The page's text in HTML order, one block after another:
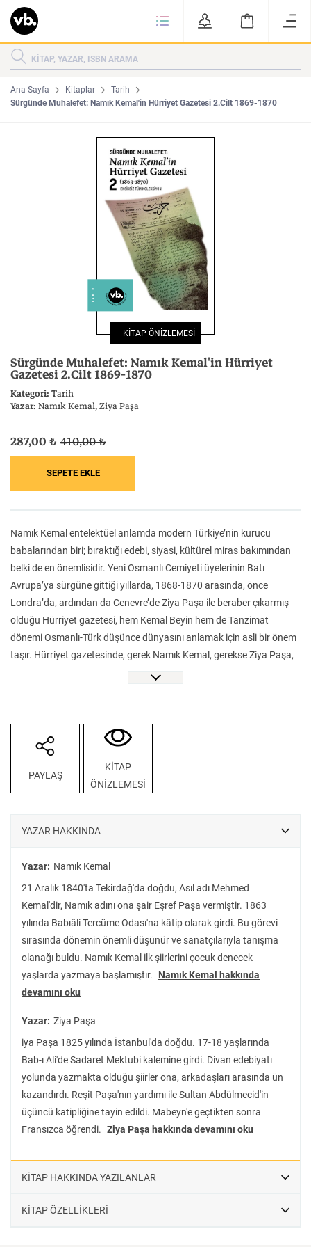
KATEGORİLER
Edebiyat
KİTAPLAR
ÇOK SATANLAR
HAKKIMIZDA
GİZLİLİK POLİTİKASI
BİZE ULAŞIN
YAZAR BAŞVURUSU
Ana Sayfa Kitaplar
Tarih
Sürgünde Muhalefet: Namık Kemal'in Hürriyet Gazetesi 2.Cilt 1869-1870
KİTAP ÖNİZLEMESİ
Sürgünde Muhalefet: Namık Kemal'in Hürriyet
Gazetesi 2.Cilt 1869-1870
Kategori:Tarih
Yazar:Namık Kemal Ziya Paşa
Namık Kemal entelektüel anlamda modern Türkiye’nin kurucu
babalarından biri; bıraktığı edebi, siyasi, kültürel miras bakımından
belki de en önemlisidir. Yeni Osmanlı Cemiyeti üyelerinin Batı
Avrupa’ya sürgüne gittiği yıllarda, 1868-1870 arasında, önce
Londra’da, ardından da Cenevre’de Ziya Paşa ile beraber çıkarmış
olduğu Hürriyet gazetesi, hem Kemal Beyin hem de Tanzimat
dönemi Osmanlı-Türk düşünce dünyasını anlamak için asli bir önem
taşır. Hürriyet gazetesinde, gerek Namık Kemal, gerekse Ziya Paşa,
hâlâ önemini korumakta olan pek çok makale yazıp yayınlamış ve
değerli birikimi Latin harfleriyle eksiksiz ve tam koleksiyon halinde
yayımlıyor. Birinci cildi Haziran 1868-Haziran 1869 arasındaki ilk 50
sayıyı içeren, ikinci cildi ise Haziran 1869-Haziran 1870 arasındaki
51.-100. sayılardan oluşan Sürgünde Muhalefet: Namık Kemal’in
Hürriyet Gazetesi, Türkiye’nin düşünce mirasını anlamak isteyenlere
287,00 ₺ 410,00 ₺
PAYLAŞ
KİTAP
ÖNİZLEMESİ
YAZAR HAKKINDA
Yazar: Namık Kemal
21 Aralık 1840'ta Tekirdağ'da doğdu, Asıl adı Mehmed
Kemal'dir, Namık adını ona şair Eşref Paşa vermiştir. 1863
yılında Babıâli Tercüme Odası'na kâtip olarak girdi. Bu görevi
sırasında dönemin önemli düşünür ve sanatçılarıyla tanışma
olanağı buldu. Namık Kemal ilk şiirlerini çocuk denecek
yaşlarda yazmaya başlamıştır.
Namık Kemal hakkında
devamını oku
Yazar: Ziya Paşa
iya Paşa 1825 yılında İstanbul'da doğdu. 17-18 yaşlarında
Bab-ı Ali'de Sadaret Mektubi kalemine girdi. Divan edebiyatı
yolunda yazmakta olduğu şiirler ona, arkadaşları arasında ün
kazandırdı. Reşit Paşa'nın yardımı ile Sultan Abdülmecid'in
üçüncü katipliğine tayin edildi. Mabeyn'e geçtikten sonra
Fransızca öğrendi. Ziya Paşa hakkında devamını oku
KİTAP HAKKINDA YAZILANLAR
KİTAP ÖZELLİKLERİ